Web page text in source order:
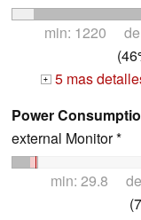
min: 1220
+ 5 mas
Power
external Monitor *
min: 29.8